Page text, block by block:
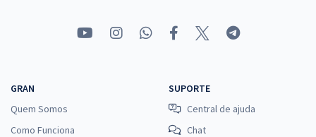
GRAN
Quem Somos
Como Funciona
SUPORTE
Central de ajuda
Chat